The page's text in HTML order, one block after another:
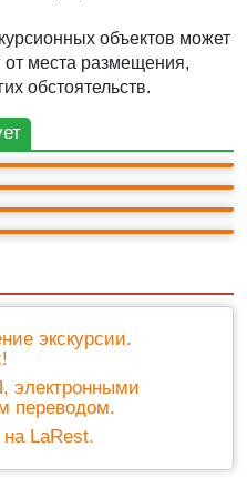
объектов может
от места размещения,
обстоятельств.
9(13)
водопад Джур-Джур.
4ч. 30м.
Долина Привидений»
Ханства
экскурсии.
электронными
переводом.
LaRest.